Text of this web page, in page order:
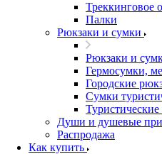
Треккинговое
Палки
Рюкзаки и сумки
Рюкзаки и
Гермосумки,
Городские
Сумки
Души и душевые
Распродажа
Как купить